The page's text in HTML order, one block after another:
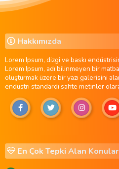
Hakkımızda
Lorem Ipsum, dizgi ve baskı
Lorem Ipsum, adı bilinmeyen bir
oluşturmak üzere bir yazı galerisini
endüstri standardı sahte metinler
En Çok Tepki Alan Konular